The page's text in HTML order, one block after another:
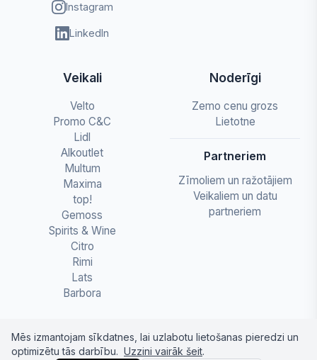
Instagram
LinkedIn
Veikali
Velto
Promo C&C
Lidl
Alkoutlet
Multum
Maxima
top!
Gemoss
Spirits & Wine
Citro
Rimi
Lats
Barbora
Noderīgi
Zemo cenu grozs
Lietotne
Partneriem
Zīmoliem un ražotājiem
Veikaliem un datu
partneriem
Mēs izmantojam sīkdatnes, lai uzlabotu lietošanas pieredzi un
optimizētu tās darbību. Uzzini vairāk šeit.